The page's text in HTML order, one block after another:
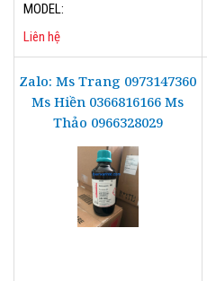
MODEL:
Liên hệ
Zalo: Ms Trang 0973147360
Ms Hiền 0366816166 Ms
Thảo 0966328029